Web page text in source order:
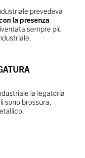
prevedeva
la presenza
sempre più
la legatoria
sono brossura,